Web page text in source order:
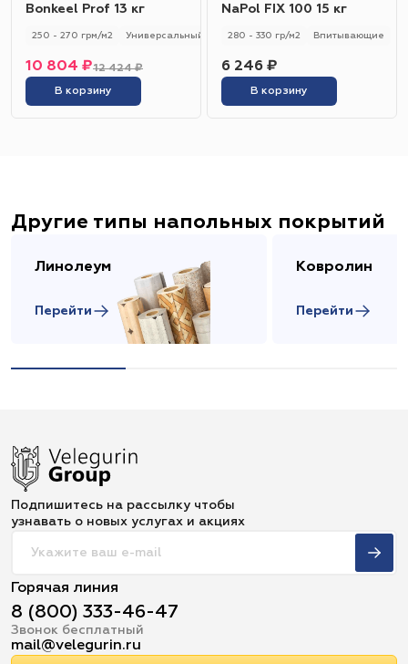
Bonkeel Prof 13 кг
250 - 270 грм/м2 Универсальный 250 - 270 гр/м2
12 424 ₽
10 804 ₽
В корзину
NaPol FIX 100 15 кг
280 - 330 гр/м2 Впитывающие
6 246 ₽
В корзину
Другие типы напольных покрытий
Линолеум
Перейти
Ковролин
Перейти
Подпишитесь на рассылку чтобы
узнавать о новых услугах и акциях
Горячая линия
8 (800) 333-46-47
Звонок бесплатный
mail@velegurin.ru